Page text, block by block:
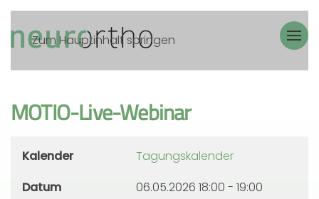
Zum Hauptinhalt springen
MOTIO-Live-Webinar
Kalender
Tagungskalender
Datum
06.05.2026 18:00 - 19:00